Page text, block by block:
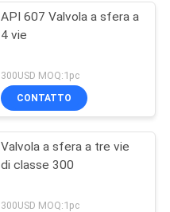
API 607 Valvola a sfera a
4 vie
300USD MOQ:1pc
CONTATTO
Valvola a sfera a tre vie
di classe 300
300USD MOQ:1pc